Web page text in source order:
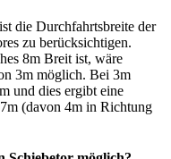
die Durchfahrtsbreite der
zu berücksichtigen.
8m Breit ist, wäre
3m möglich. Bei 3m
und dies ergibt eine
(davon 4m in Richtung